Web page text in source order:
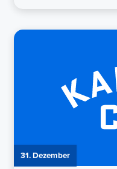
31. Dezember